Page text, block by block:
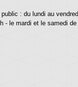
public : du lundi au
- le mardi et le samedi